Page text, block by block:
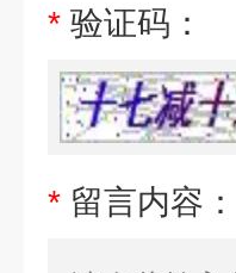
* 验证码：
* 留言内容：